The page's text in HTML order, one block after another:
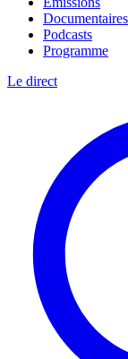
Documentaires
Podcasts
Programme
Le direct